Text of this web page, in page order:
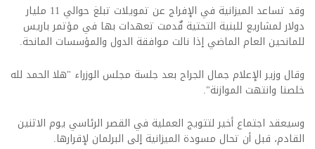
وقد تساعد الميزانية في الإفراج عن تمويلات تبلغ حوالي 11 مليار
دولار لمشاريع للبنية التحتية قٌدمت تعهدات بها في مؤتمر باريس
للمانحين العام الماضي إذا نالت موافقة الدول والمؤسسات المانحة.
وقال وزير الإعلام جمال الجراح بعد جلسة مجلس الوزراء "هلا الحمد لله
خلصنا وانتهت الموازنة".
وسيعقد اجتماع أخير لتتويج العملية في القصر الرئاسي يوم الاثنين
القادم، قبل أن تحال مسودة الميزانية إلى البرلمان لإقرارها.